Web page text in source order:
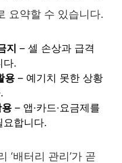
요약할 수 있습니다.
지 – 셀 손상과 급격
다.
용 – 예기치 못한 상황
– 앱·카드·요금제를
요합니다.
‘배터리 관리’가 곧